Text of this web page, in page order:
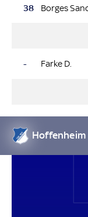
38 Borges
- Farke D.
Hoffenheim